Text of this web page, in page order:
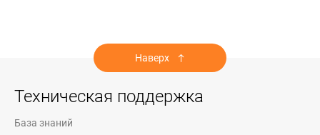
Наверх
Техническая поддержка
База знаний